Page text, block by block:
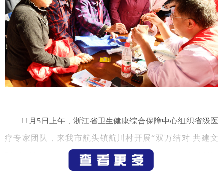
11月5日上午，浙江省卫生健康综合保障中心组织省级医
疗专家团队，来我市航头镇航川村开展“双万结对 共建文
明”暨浙江省2023年社会科学普及周下基层活动，为当地村民
送去健康服务、传播健康理念、普及健康知识，满足群众日